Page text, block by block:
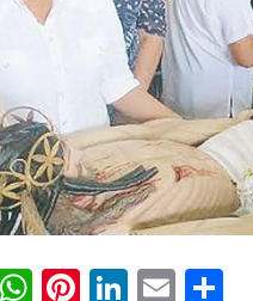
WhatsApp
Pinterest
Email